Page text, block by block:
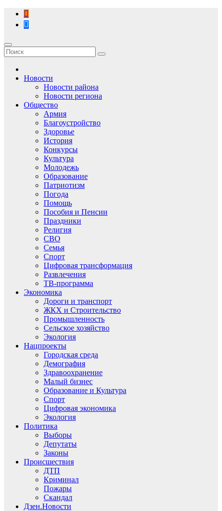
Перейти
содержимому
Новости
Новости района
Новости региона
Общество
Армия
Благоустройство
Здоровье
История
Конкурсы
Культура
Молодежь
Образование
Патриотизм
Погода
Помощь
Пособия и Пенсии
Праздники
Религия
СВО
Семья
Спорт
Цифровая трансформация
Развлечения
ТВ-программа
Экономика
Дороги и транспорт
ЖКХ и Строительство
Промышленность
Сельское хозяйство
Экология
Нацпроекты
Городская среда
Демография
Здравоохранение
Малый бизнес
Образование и Культура
Спорт
Цифровая экономика
Экология
Политика
Выборы
Депутаты
Законы
Происшествия
ДТП
Криминал
Пожары
Скандал
Дзен.Новости